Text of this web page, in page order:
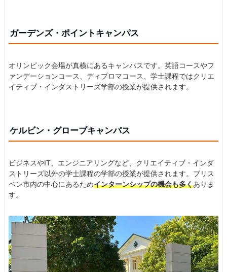
ガーデンズ・ポイントキャンパス
オリンピック会場が真横にあるキャンパスです。英語コースやフ
ァンデーションコース、ディプロマコース、学士課程ではクリエ
イティブ・インダストリーズ学部の授業が提供されます。
ケルビン・グローブキャンパス
ビジネスやIT、エンジニアリングなど、クリエイティブ・インダ
ストリーズ以外の学士課程の学部の授業が提供されます。ブリス
ベン市内の中心にあるためインターンシップの機会も多くありま
す。